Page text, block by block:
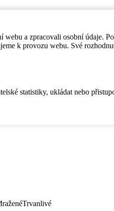
a zpracovali osobní údaje.
k provozu webu. Své
statistiky, ukládat nebo
Trvanlivé